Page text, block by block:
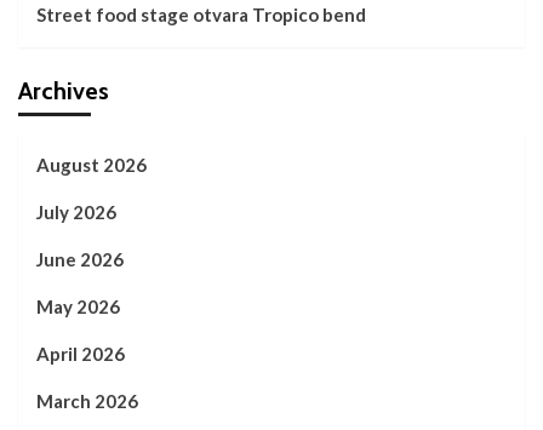
Street food stage otvara Tropico bend
Archives
August 2026
July 2026
June 2026
May 2026
April 2026
March 2026